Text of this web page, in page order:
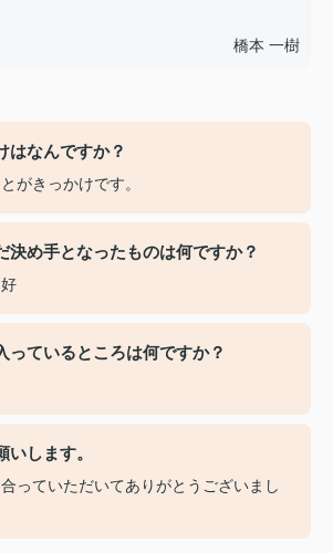
橋本 一樹
はなんですか？
がきっかけです。
決め手となったものは何ですか？
っているところは何ですか？
します。
っていただいてありがとうございまし